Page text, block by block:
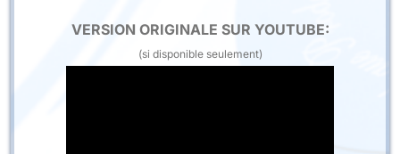
VERSION ORIGINALE SUR YOUTUBE:
(si disponible seulement)